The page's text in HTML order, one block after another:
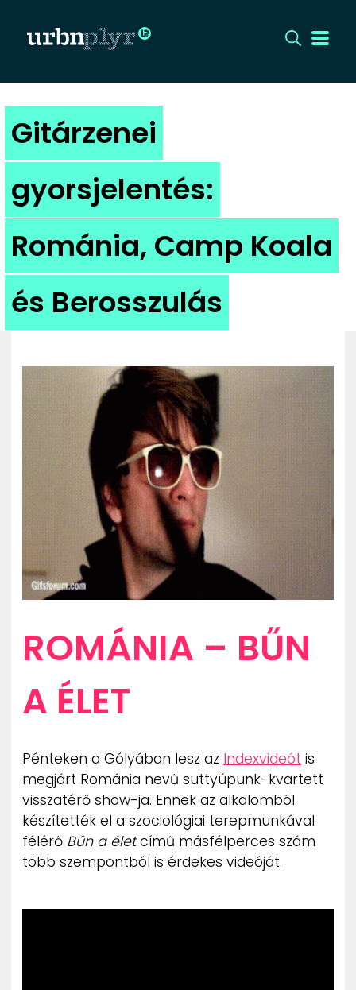
CÍMLAP
DIZÁJN
DIVAT
HIP
KULT
UTCA
ZENE
MÉDIAAJÁNLAT
IMPRESSZUM
PR-ARCHÍVUM
ADATKEZELÉSI TÁJÉKOZTATÓ
Gitárzenei
gyorsjelentés:
Románia, Camp Koala
és Berosszulás
ROMÁNIA – BŰN
A ÉLET
Pénteken a Gólyában lesz az Indexvideót is
megjárt Románia nevű suttyúpunk-kvartett
visszatérő show-ja. Ennek az alkalomból
készítették el a szociológiai terepmunkával
félérő Bűn a életcímű másfélperces szám
több szempontból is érdekes videóját.